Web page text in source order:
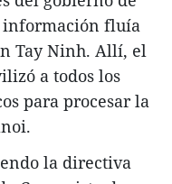
información fluía
Tay Ninh. Allí, el
a todos los
para procesar la
la directiva